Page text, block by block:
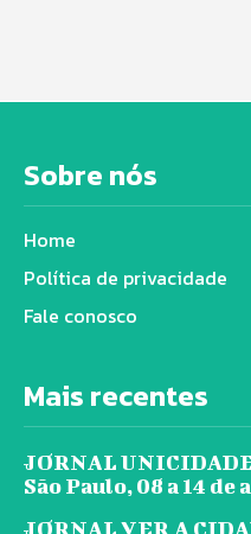
Sobre nós
Home
Política de privacidade
Fale conosco
Mais recentes
JORNAL UNICIDADE
São Paulo, 08 a 14 de
JORNAL VER A